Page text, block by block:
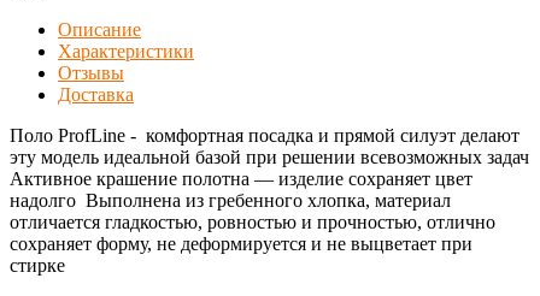
Описание
Характеристики
Отзывы
Доставка
Поло ProfLine - комфортная посадка и прямой силуэт делают
эту модель идеальной базой при решении всевозможных задач
Активное крашение полотна — изделие сохраняет цвет
надолго Выполнена из гребенного хлопка, материал
отличается гладкостью, ровностью и прочностью, отлично
сохраняет форму, не деформируется и не выцветает при
стирке